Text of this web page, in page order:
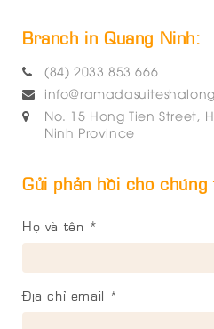
Branch in Quang Ninh:
(84) 2033 853 666
No. 15 Hong Tien Street,
Ninh Province
Gửi phản hồi cho chúng
Họ và tên *
Địa chỉ email *